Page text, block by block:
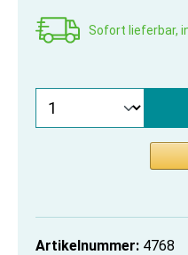
Sofort lieferbar,
Artikelnummer: 4768